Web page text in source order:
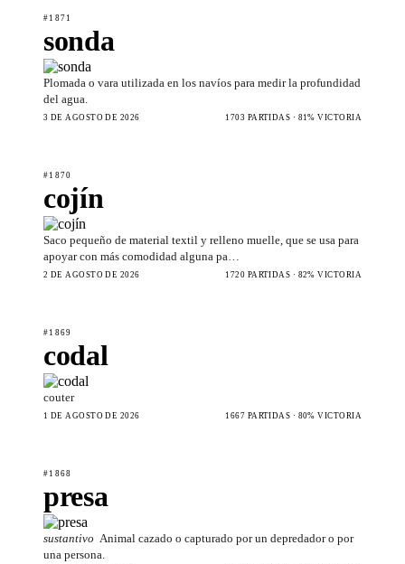
#1871
sonda
Plomada o vara utilizada en los navíos para medir la profundidad
del agua.
3 DE AGOSTO DE 2026 1703 PARTIDAS · 81% VICTORIA
#1870
cojín
Saco pequeño de material textil y relleno muelle, que se usa para
apoyar con más comodidad alguna pa…
2 DE AGOSTO DE 2026 1720 PARTIDAS · 82% VICTORIA
#1869
codal
couter
1 DE AGOSTO DE 2026 1667 PARTIDAS · 80% VICTORIA
#1868
presa
sustantivo Animal cazado o capturado por un depredador o por
una persona.